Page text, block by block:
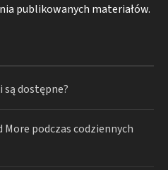
publikowanych materiałów.
dostępne?
podczas codziennych